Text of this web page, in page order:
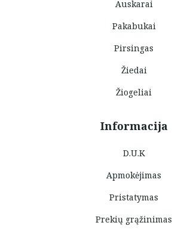
Auskarai
Pakabukai
Pirsingas
Žiedai
Žiogeliai
Informacija
D.U.K
Apmokėjimas
Pristatymas
Prekių grąžinimas